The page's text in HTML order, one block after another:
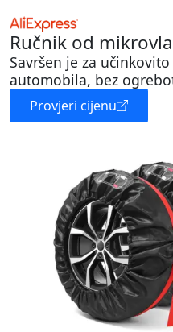
Ručnik od
Savršen je za
automobila, bez
Provjeri cijenu